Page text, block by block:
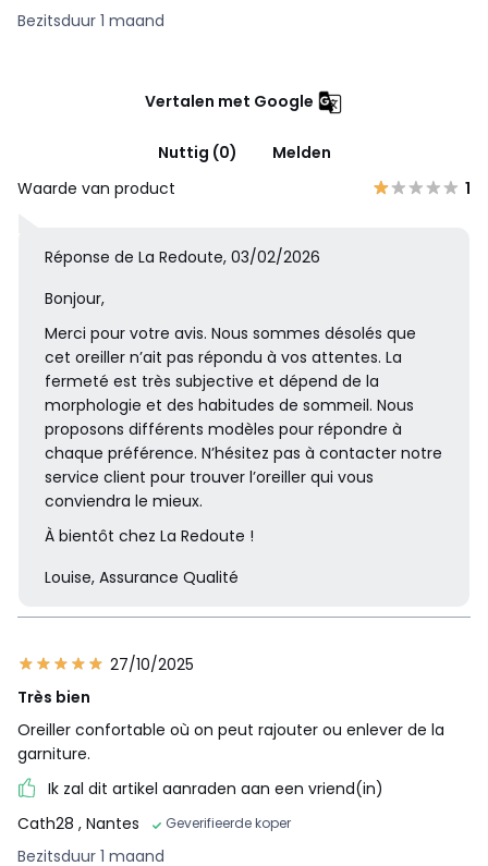
Bezitsduur 1 maand
Vertalen met Google
Nuttig (0)
Melden
Waarde van product
1
Réponse de La Redoute, 03/02/2026
Bonjour,
Merci pour votre avis. Nous sommes désolés que
cet oreiller n’ait pas répondu à vos attentes. La
fermeté est très subjective et dépend de la
morphologie et des habitudes de sommeil. Nous
proposons différents modèles pour répondre à
chaque préférence. N’hésitez pas à contacter notre
service client pour trouver l’oreiller qui vous
conviendra le mieux.
À bientôt chez La Redoute !
Louise, Assurance Qualité
27/10/2025
Très bien
Oreiller confortable où on peut rajouter ou enlever de la
garniture.
Ik zal dit artikel aanraden aan een vriend(in)
Cath28 , Nantes Geverifieerde koper
Bezitsduur 1 maand